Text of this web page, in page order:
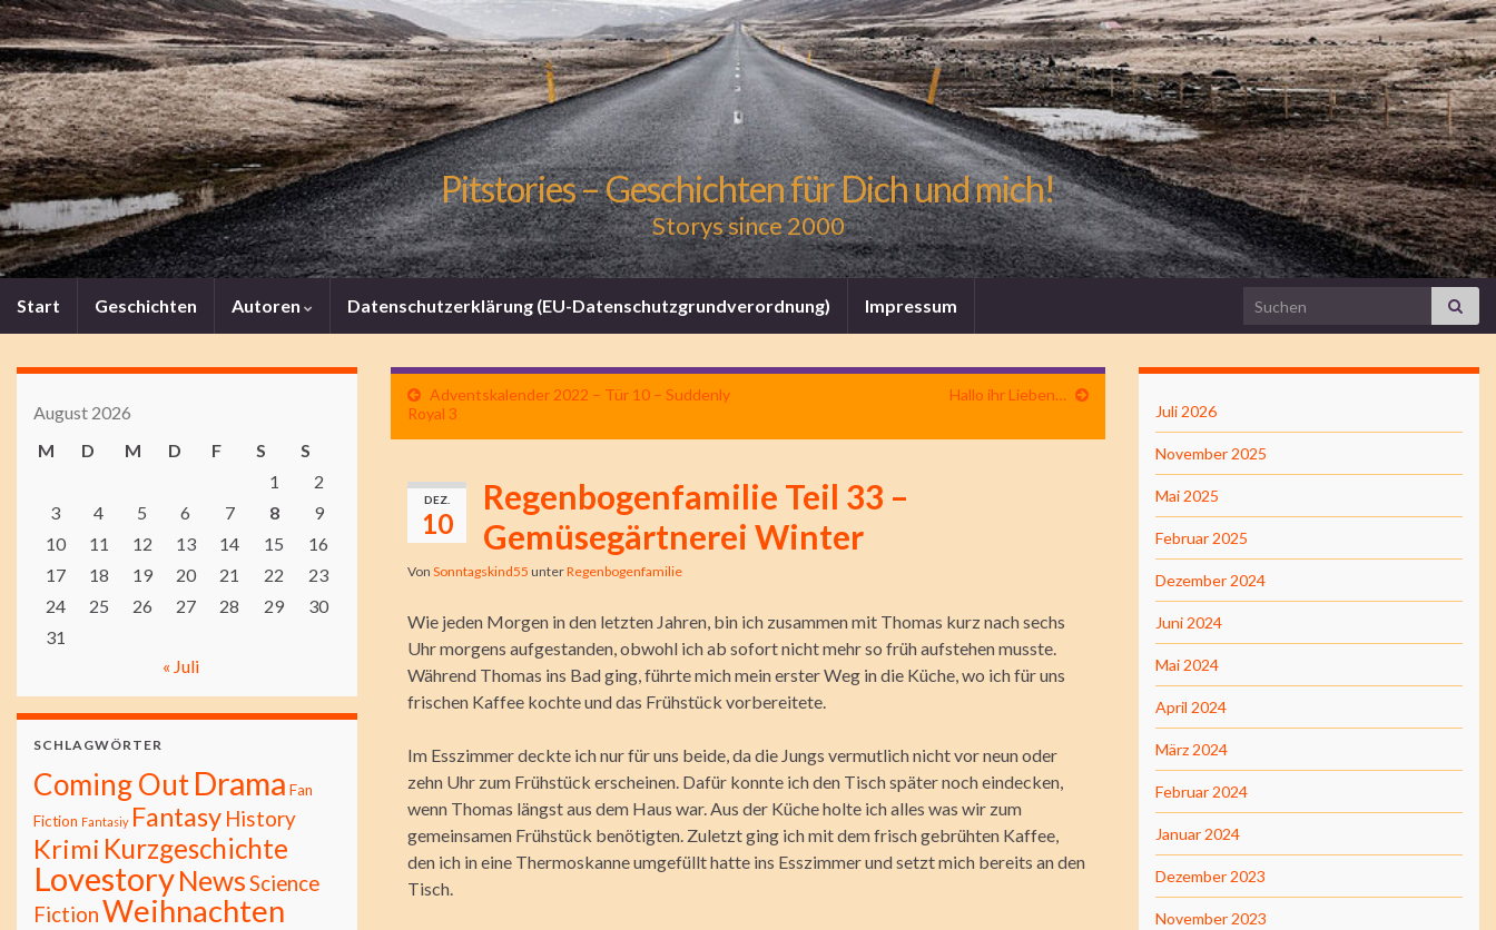
Pitstories – Geschichten für Dich und mich!
Storys since 2000
Start Geschichten Autoren Datenschutzerklärung (EU-Datenschutzgrundverordnung) Impressum Search for:
Adventskalender 2022 – Tür 10 – Suddenly
Royal 3
Hallo ihr Lieben…
DEZ.
10
Regenbogenfamilie Teil 33 –
Gemüsegärtnerei Winter
Von Sonntagskind55 unterRegenbogenfamilie
Wie jeden Morgen in den letzten Jahren, bin ich zusammen mit Thomas kurz nach sechs
Uhr morgens aufgestanden, obwohl ich ab sofort nicht mehr so früh aufstehen musste.
Während Thomas ins Bad ging, führte mich mein erster Weg in die Küche, wo ich für uns
frischen Kaffee kochte und das Früh­stück vorbereitete.
Im Esszimmer deckte ich nur für uns beide, da die Jungs vermutlich nicht vor neun oder
zehn Uhr zum Frühstück erscheinen. Dafür konnte ich den Tisch später noch eindecken,
wenn Thomas längst aus dem Haus war. Aus der Küche holte ich alles was wir zum
gemeinsamen Frühstück benötigten. Zuletzt ging ich mit dem frisch gebrühten Kaffee,
den ich in eine Thermoskanne umgefüllt hatte ins Esszimmer und setzt mich bereits an den
Tisch.
August 2026
M
D M D F S
S
1
2
3
4 5 6 7 8
9
10
11 12 13 14 15
16
17
18 19 20 21 22
23
24
25 26 27 28 29
30
31
« Juli
SCHLAGWÖRTER
Coming OutDrama Fan
Fiction Fantasiy Fantasy History
Krimi Kurzgeschichte
LovestoryNewsScience
FictionWeihnachten
Juli 2026
November 2025
Mai 2025
Februar 2025
Dezember 2024
Juni 2024
Mai 2024
April 2024
März 2024
Februar 2024
Januar 2024
Dezember 2023
November 2023